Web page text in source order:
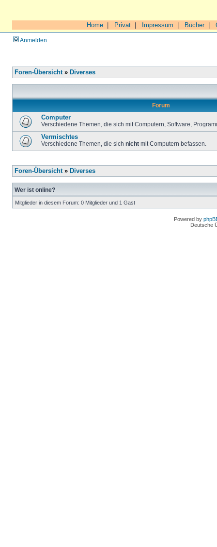
Home Privat Impressum Bücher|
Anmelden
Foren-Übersicht» Diverses
Forum
Computer
Verschiedene Themen, die sich mit Computern, Software,
Vermischtes
Verschiedene Themen, die sich nicht mit Computern befassen.
Foren-Übersicht» Diverses
Wer ist online?
Mitglieder in diesem Forum: 0 Mitglieder und 1 Gast
Powered by
Deutsche